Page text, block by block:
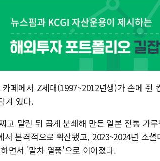
페에서 Z세대(1997~2012년생)가 손에 쥔
겨 있다.
고 말린 뒤 곱게 분쇄해 만든 일본 전통 가
서 본격적으로 확산됐고, 2023~2024년 소
면서 '말차 열풍'으로 이어졌다.